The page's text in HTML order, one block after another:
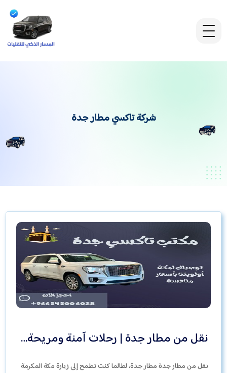
شركة تاكسي مطار جدة
نقل من مطار جدة | رحلات آمنة ومريحة…
نقل من مطار جدة مطار جدة، لطالما كنت تطمح إلى زيارة مكة المكرمة